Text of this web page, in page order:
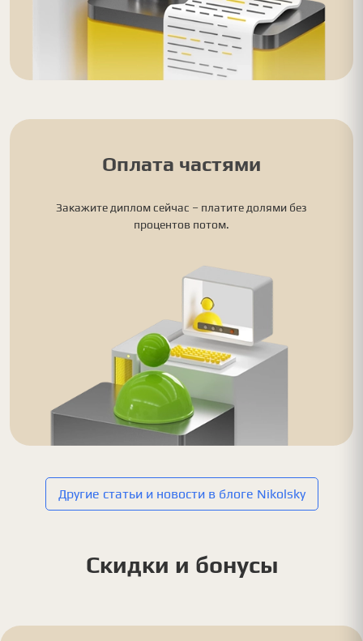
Оплата частями
Закажите диплом сейчас – платите долями без
процентов потом.
Другие статьи и новости в блоге Nikolsky
Скидки и бонусы